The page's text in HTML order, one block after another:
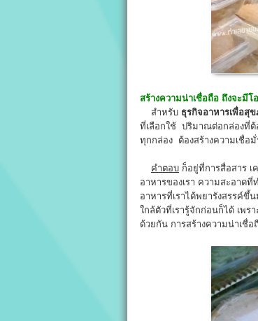
สร้างความน่าเชื่อถือ ถึงจะมีโ
สำหรับ ธุรกิจอาหารเพื่อสุ
ที่เลือกใช้ ปริมาณต่อกล่องที่ต้
ทุกกล่อง ต้องสร้างความเชื่อ
คำตอบ ก็อยู่ที่การสื่อสาร เ
อาหารของเรา ความสะอาด
อาหารที่เราได้พยารังสรรค์ขึ้
ใกล้ตัวที่เรารู้จักก่อนก็ได้ เพร
ด้วยกัน การสร้างความน่าเชื่